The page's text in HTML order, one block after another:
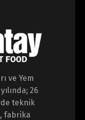
ve Yem
26
teknik
fabrika